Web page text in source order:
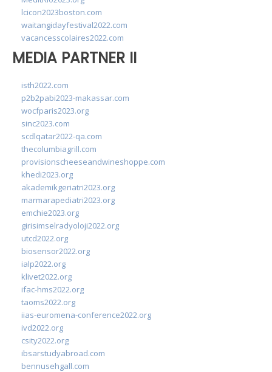
lcicon2023boston.com
waitangidayfestival2022.com
vacancesscolaires2022.com
MEDIA PARTNER II
isth2022.com
p2b2pabi2023-makassar.com
wocfparis2023.org
sinc2023.com
scdlqatar2022-qa.com
thecolumbiagrill.com
provisionscheeseandwineshoppe.com
khedi2023.org
akademikgeriatri2023.org
marmarapediatri2023.org
emchie2023.org
girisimselradyoloji2022.org
utcd2022.org
biosensor2022.org
ialp2022.org
klivet2022.org
ifac-hms2022.org
taoms2022.org
iias-euromena-conference2022.org
ivd2022.org
csity2022.org
ibsarstudyabroad.com
bennusehgall.com